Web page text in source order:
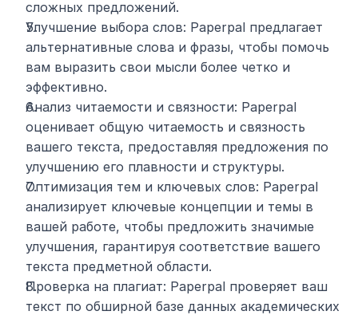
сложных предложений.
Улучшение выбора слов: Paperpal предлагает
альтернативные слова и фразы, чтобы помочь
вам выразить свои мысли более четко и
эффективно.
Анализ читаемости и связности: Paperpal
оценивает общую читаемость и связность
вашего текста, предоставляя предложения по
улучшению его плавности и структуры.
Оптимизация тем и ключевых слов: Paperpal
анализирует ключевые концепции и темы в
вашей работе, чтобы предложить значимые
улучшения, гарантируя соответствие вашего
текста предметной области.
Проверка на плагиат: Paperpal проверяет ваш
текст по обширной базе данных академических